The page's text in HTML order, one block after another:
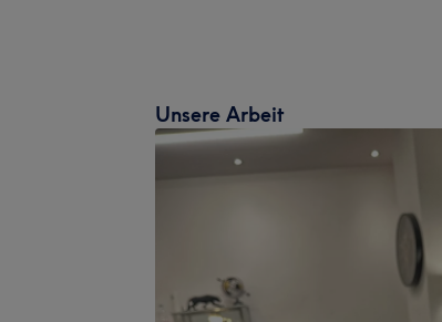
Unsere Arbeit